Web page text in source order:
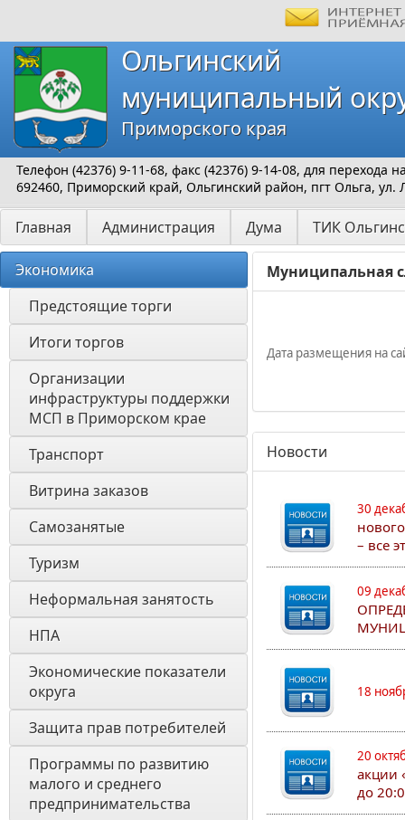
Ольгинский
муниципальный
Приморского края
Телефон (42376) 9-11-68, факс (42376) 9-14-08, для перехода
692460, Приморский край, Ольгинский район, пгт Ольга, ул.
Главная Администрация Дума ТИК
Экономика
Предстоящие торги
Итоги торгов
Организации
инфраструктуры поддержки
МСП в Приморском крае
Транспорт
Витрина заказов
Самозанятые
Туризм
Неформальная занятость
НПА
Экономические показатели
округа
Защита прав потребителей
Программы по развитию
малого и среднего
предпринимательства
Муниципальная
Дата размещения на
Новости
30
– все
09
18
20
акции
до